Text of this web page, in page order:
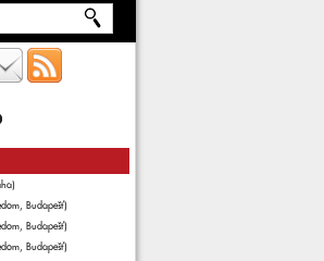
Budapešť)
Budapešť)
Budapešť)